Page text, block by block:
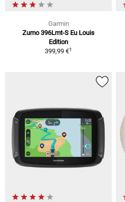
Garmin
Zumo 396Lmt-S Eu Louis
Edition
399,99 €1